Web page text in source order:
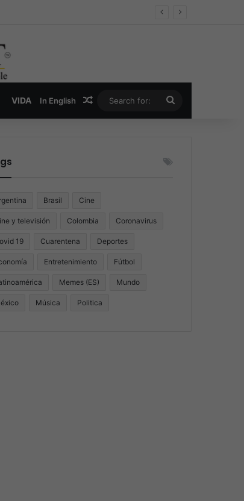
economía de la droga
VIDA In English Random Article
for:
Brasil Cine
y televisión Colombia Coronavirus
19 Cuarentena Deportes
Entretenimiento Fútbol
Memes (ES) Mundo
Música Politica